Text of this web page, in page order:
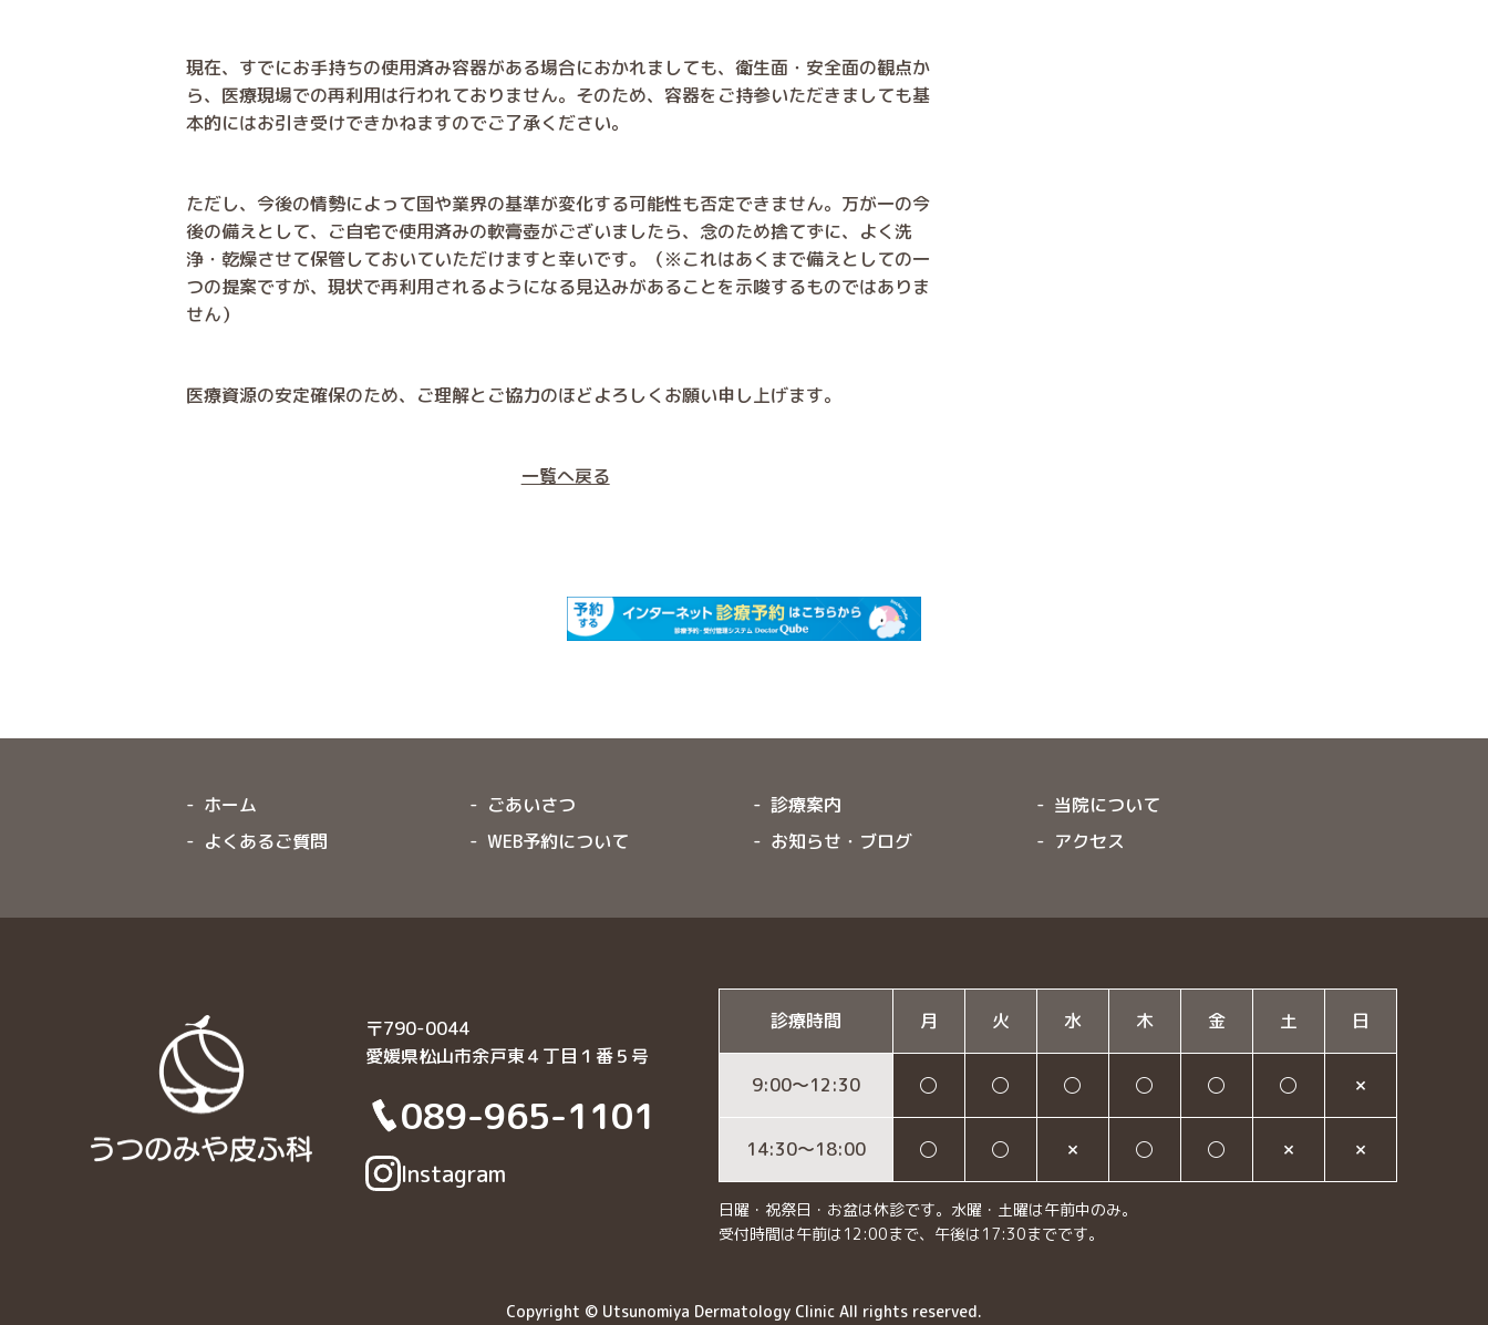
現在、すでにお手持ちの使用済み容器がある場合におかれましても、衛生面・安全面の観点か
ら、医療現場での再利用は行われておりません。そのため、 容器をご持参いただきましても基
本的にはお引き受けできかねますのでご了承ください。
ただし、今後の情勢によって国や業界の基準が変化する可能性も否定できません。万が一の今
後の備えとして、ご自宅で使用済みの軟膏壺がございましたら、念のため捨てずに、よく洗
浄・乾燥させて保管しておいていただけますと幸いです。（※これはあくまで備えとしての一
つの提案ですが、現状で再利用されるようになる見込みがあることを示唆するものではありま
せん）
医療資源の安定確保のため、ご理解とご協力のほどよろしくお願い申し上げます。
一覧へ戻る
ホーム ごあいさつ 診療案内
当院について
よくあるご質問
WEB予約について お知らせ・ブログ アクセス
〒790-0044
愛媛県松山市余戸東４丁目１番５号
089-965-1101
Instagram
診療時間 月 火 水 木 金 土 日
9:00〜12:30 ◯ ◯ ◯ ◯ ◯ ◯ ✗
14:30〜18:00 ◯ ◯ ✗ ◯ ◯ ✗ ✗
日曜・祝祭日・お盆は休診です。水曜・土曜は午前中のみ。
受付時間は午前は12:00まで、午後は17:30までです。
Copyright © Utsunomiya Dermatology Clinic All rights reserved.